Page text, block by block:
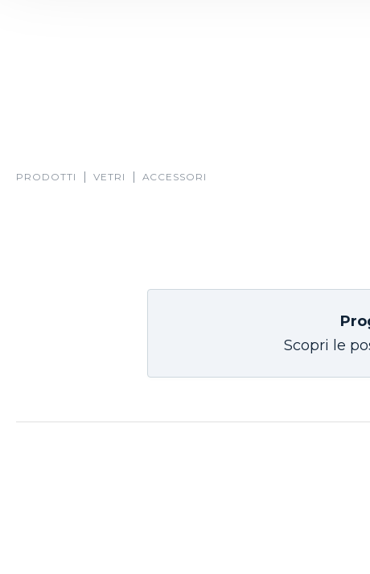
PRODOTTI VETRI ACCESSORI
Scopri le